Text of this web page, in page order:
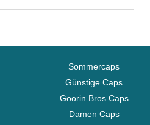
Sommercaps
Günstige Caps
Goorin Bros Caps
Damen Caps